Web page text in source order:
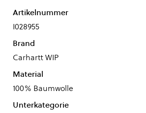
Artikelnummer
I028955
Brand
Carhartt WIP
Material
100% Baumwolle
Unterkategorie